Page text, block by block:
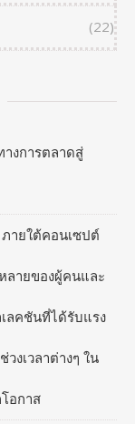
(22)
างการตลาดสู่
ายใต้คอนเซปต์
ลายของผู้คนและ
ลคชันที่ได้รับแรง
งเวลาต่างๆ ใน
อกาส